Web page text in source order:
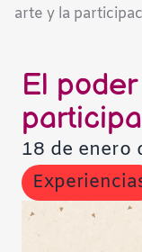
arte y la
El
18 de enero